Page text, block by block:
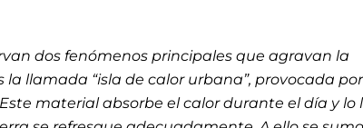
dos fenómenos principales que agravan la
llamada “isla de calor urbana”, provocada
material absorbe el calor durante el día y lo